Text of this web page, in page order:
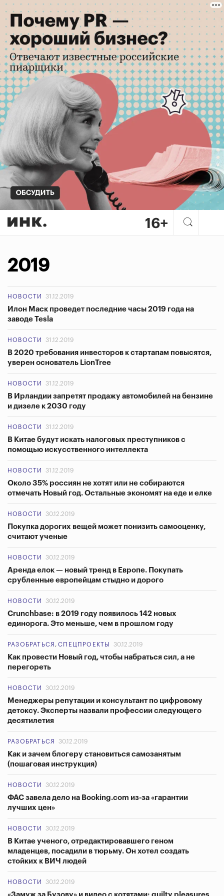
2019
НОВОСТИ 31.12.2019
Илон Маск проведет последние часы 2019 года на
заводе Tesla
НОВОСТИ 31.12.2019
В 2020 требования инвесторов к стартапам повысятся,
уверен основатель LionTree
НОВОСТИ 31.12.2019
В Ирландии запретят продажу автомобилей на бензине
и дизеле к 2030 году
НОВОСТИ 31.12.2019
В Китае будут искать налоговых преступников с
помощью искусственного интеллекта
НОВОСТИ 31.12.2019
Около 35% россиян не хотят или не собираются
отмечать Новый год. Остальные экономят на еде и елке
НОВОСТИ 30.12.2019
Покупка дорогих вещей может понизить самооценку,
считают ученые
НОВОСТИ 30.12.2019
Аренда елок — новый тренд в Европе. Покупать
срубленные европейцам стыдно и дорого
НОВОСТИ 30.12.2019
Crunchbase: в 2019 году появилось 142 новых
единорога. Это меньше, чем в прошлом году
РАЗОБРАТЬСЯ ,СПЕЦПРОЕКТЫ 30.12.2019
Как провести Новый год, чтобы набраться сил, а не
перегореть
НОВОСТИ 30.12.2019
Менеджеры репутации и консультант по цифровому
детоксу. Эксперты назвали профессии следующего
десятилетия
РАЗОБРАТЬСЯ 30.12.2019
Как и зачем блогеру становиться самозанятым
(пошаговая инструкция)
НОВОСТИ 30.12.2019
ФАС завела дело на Booking.com из-за «гарантии
лучших цен»
НОВОСТИ 30.12.2019
В Китае ученого, отредактировавшего геном
младенцев, посадили в тюрьму. Он хотел создать
стойких к ВИЧ людей
НОВОСТИ 30.12.2019